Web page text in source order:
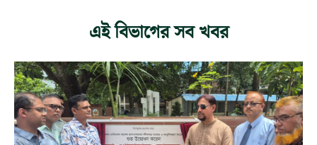
এই বিভাগের সব খবর